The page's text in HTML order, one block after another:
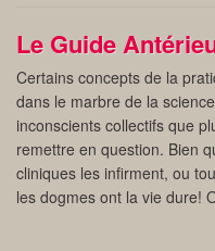
Le Guide
Certains concepts de la
dans le marbre de la
inconscients collectifs que
remettre en question. Bien
cliniques les infirment, ou
les dogmes ont la vie dure!